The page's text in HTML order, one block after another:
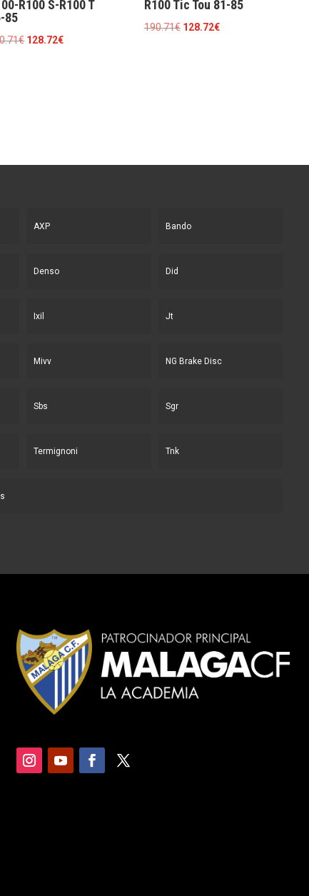
R100 S-R100 T
85
€ El
128.72€El
R100 Tic Tou 81-85
190.71€ El
128.72€El
AXP Bando
Denso Did
Ixil Jt
Mivv NG Brake Disc
Sbs Sgr
Termignoni Tnk